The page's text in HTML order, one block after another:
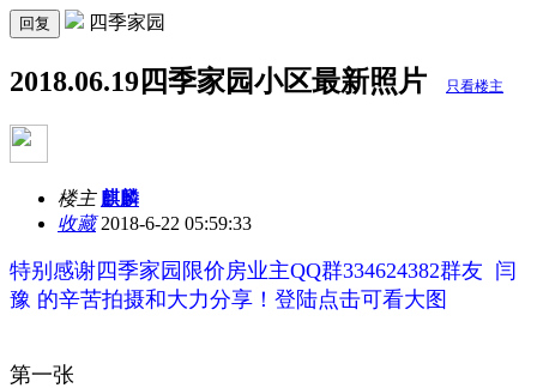
回复 四季家园
2018.06.19四季家园小区最新照片 只看楼主
楼主 麒麟
收藏2018-6-22 05:59:33
特别感谢四季家园限价房业主QQ群334624382群友 闫
豫 的辛苦拍摄和大力分享！ 登陆点击可看大图
第一张